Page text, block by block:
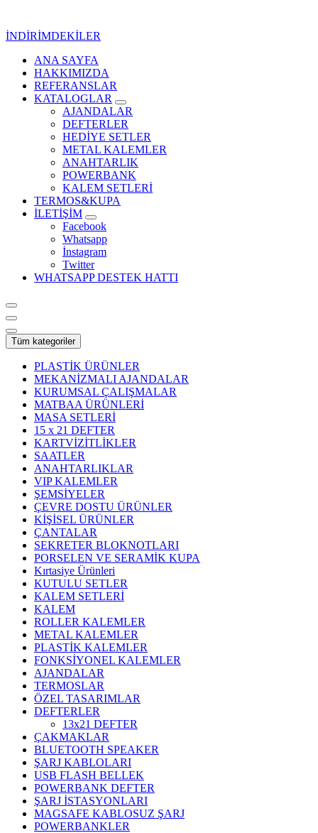
İNDİRİMDEKİLER
Kurumsal Promosyon-Hediyelik
ANA SAYFA
HAKKIMIZDA
REFERANSLAR
KATALOGLAR
AJANDALAR
DEFTERLER
HEDİYE SETLER
METAL KALEMLER
ANAHTARLIK
POWERBANK
KALEM SETLERİ
TERMOS&KUPA
İLETİŞİM
Facebook
Whatsapp
İnstagram
Twitter
WHATSAPP DESTEK HATTI
Tüm kategoriler
PLASTİK ÜRÜNLER
MEKANİZMALI AJANDALAR
KURUMSAL ÇALIŞMALAR
MATBAA ÜRÜNLERİ
MASA SETLERİ
15 x 21 DEFTER
KARTVİZİTLİKLER
SAATLER
ANAHTARLIKLAR
VIP KALEMLER
ŞEMSİYELER
ÇEVRE DOSTU ÜRÜNLER
KİŞİSEL ÜRÜNLER
ÇANTALAR
SEKRETER BLOKNOTLARI
PORSELEN VE SERAMİK KUPA
Kırtasiye Ürünleri
KUTULU SETLER
KALEM SETLERİ
KALEM
ROLLER KALEMLER
METAL KALEMLER
PLASTİK KALEMLER
FONKSİYONEL KALEMLER
AJANDALAR
TERMOSLAR
ÖZEL TASARIMLAR
DEFTERLER
13x21 DEFTER
ÇAKMAKLAR
BLUETOOTH SPEAKER
ŞARJ KABLOLARI
USB FLASH BELLEK
POWERBANK DEFTER
ŞARJ İSTASYONLARI
MAGSAFE KABLOSUZ ŞARJ
POWERBANKLER